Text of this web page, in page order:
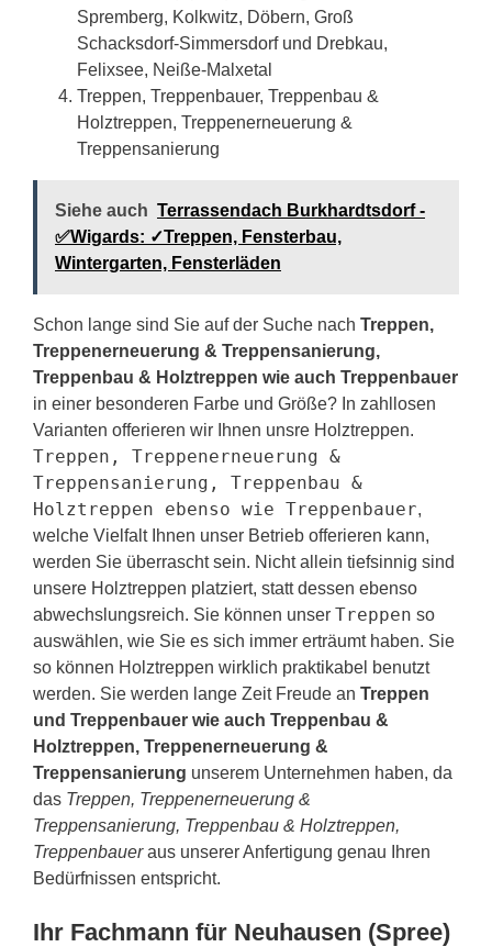
Spremberg, Kolkwitz, Döbern, Groß
Schacksdorf-Simmersdorf und Drebkau,
Felixsee, Neiße-Malxetal
Treppen, Treppenbauer, Treppenbau &
Holztreppen, Treppenerneuerung &
Treppensanierung
Siehe auch Terrassendach Burkhardtsdorf -
✅Wigards: ✓Treppen, Fensterbau,
Wintergarten, Fensterläden
Schon lange sind Sie auf der Suche nach Treppen,
Treppenerneuerung & Treppensanierung,
Treppenbau & Holztreppen wie auch Treppenbauer
in einer besonderen Farbe und Größe? In zahllosen
Varianten offerieren wir Ihnen unsre Holztreppen.
Treppen, Treppenerneuerung &
Treppensanierung, Treppenbau &
Holztreppen ebenso wie Treppenbauer,
welche Vielfalt Ihnen unser Betrieb offerieren kann,
werden Sie überrascht sein. Nicht allein tiefsinnig sind
unsere Holztreppen platziert, statt dessen ebenso
abwechslungsreich. Sie können unser Treppen so
auswählen, wie Sie es sich immer erträumt haben. Sie
so können Holztreppen wirklich praktikabel benutzt
werden. Sie werden lange Zeit Freude an Treppen
und Treppenbauer wie auch Treppenbau &
Holztreppen, Treppenerneuerung &
Treppensanierung unserem Unternehmen haben, da
das Treppen, Treppenerneuerung &
Treppensanierung, Treppenbau & Holztreppen,
Treppenbaueraus unserer Anfertigung genau Ihren
Bedürfnissen entspricht.
Ihr Fachmann für Neuhausen (Spree)